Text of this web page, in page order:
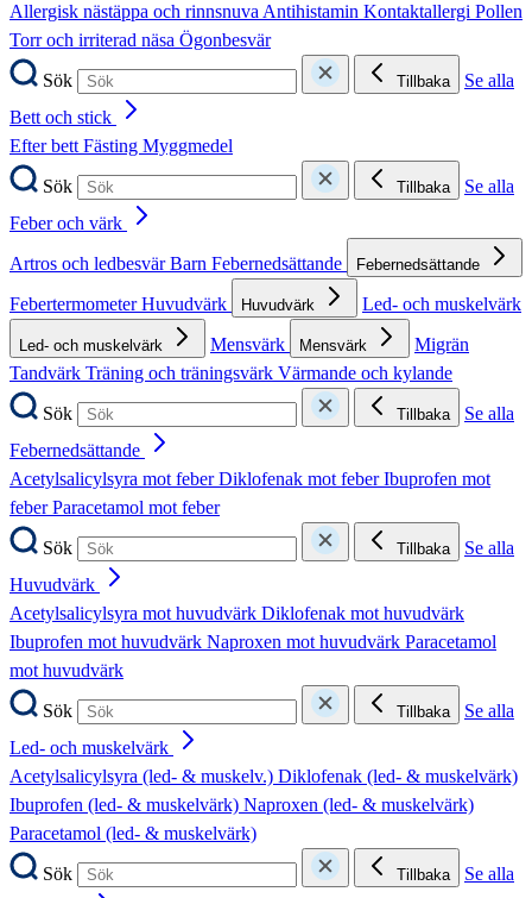
Allergisk nästäppa och rinnsnuvaAntihistamin Kontaktallergi Pollen
Torr och irriterad näsa Ögonbesvär
Sök
Tillbaka
Se alla
Bett och stick
Efter bettFästing Myggmedel
Sök
Tillbaka
Se alla
Feber och värk
Artros och ledbesvärBarn Febernedsättande Febernedsättande
FebertermometerHuvudvärk Huvudvärk Led- och muskelvärk
Led- och muskelvärk Mensvärk Mensvärk
Migrän
Tandvärk Träning och träningsvärk Värmande och kylande
Sök
Tillbaka
Se alla
Febernedsättande
Acetylsalicylsyra mot feberDiklofenak mot feberIbuprofen mot
feberParacetamol mot feber
Sök
Tillbaka
Se alla
Huvudvärk
Acetylsalicylsyra mot huvudvärk Diklofenak mot huvudvärk
Ibuprofen mot huvudvärk Naproxen mot huvudvärk Paracetamol
mot huvudvärk
Sök
Tillbaka
Se alla
Led- och muskelvärk
Acetylsalicylsyra (led- & muskelv.) Diklofenak (led- & muskelvärk)
Ibuprofen (led- & muskelvärk) Naproxen (led- & muskelvärk)
Paracetamol (led- & muskelvärk)
Sök
Tillbaka
Se alla